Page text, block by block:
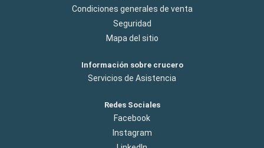
Condiciones generales de venta
Seguridad
Mapa del sitio
Información sobre crucero
Servicios de Asistencia
Redes Sociales
Facebook
Instagram